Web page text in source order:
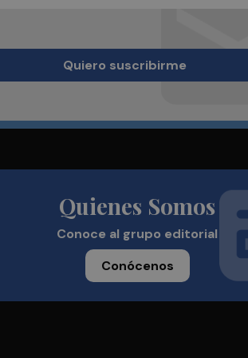
Quiero suscribirme
Quienes Somos
Conoce al grupo editorial
Conócenos